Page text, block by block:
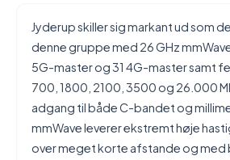
Jyderup skiller sig markant ud som
denne gruppe med 26 GHz
5G-master og 31 4G-master samt
700, 1800, 2100, 3500 og 26.000
adgang til både C-bandet og
mmWave leverer ekstremt høje
over meget korte afstande og